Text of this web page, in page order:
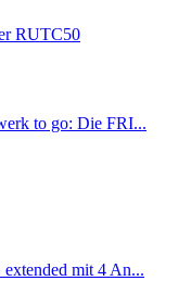
RUTC50
to go: Die FRI...
mit 4 An...